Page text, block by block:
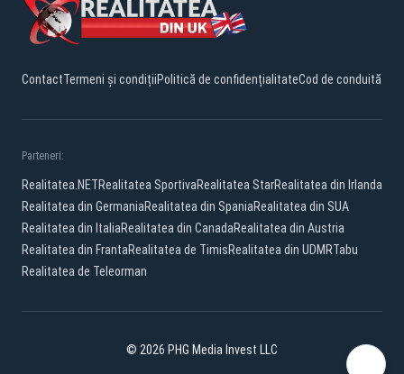
ContactTermeni și condițiiPolitică de confidențialitateCod de conduită
Parteneri:
Realitatea.NETRealitatea SportivaRealitatea StarRealitatea din Irlanda
Realitatea din GermaniaRealitatea din SpaniaRealitatea din SUA
Realitatea din ItaliaRealitatea din CanadaRealitatea din Austria
Realitatea din FrantaRealitatea de TimisRealitatea din UDMRTabu
Realitatea de Teleorman
© 2026 PHG Media Invest LLC